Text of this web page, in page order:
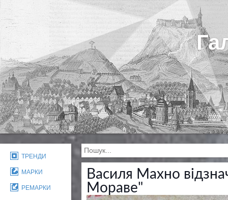
ТРЕНДИ
МАРКИ
РЕМАРКИ
Василя Махно
Мораве"